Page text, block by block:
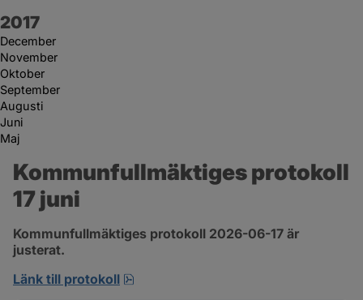
År:
2017
December
November
Oktober
September
Augusti
Juni
Maj
Kommunfullmäktiges protokoll
17 juni
Kommunfullmäktiges protokoll 2026-06-17 är
justerat.
Länk till protokoll